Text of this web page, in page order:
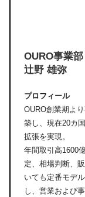
OURO事業
辻野 雄弥
プロフィール
OURO創業期よ
築し、現在20カ
拡張を実現。
年間取引高1600
定、相場判断、
いても定番モデ
し、営業および